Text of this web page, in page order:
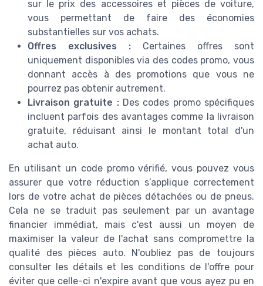
sur le prix des accessoires et pièces de voiture,
vous permettant de faire des économies
substantielles sur vos achats.
Offres exclusives : Certaines offres sont
uniquement disponibles via des codes promo, vous
donnant accès à des promotions que vous ne
pourrez pas obtenir autrement.
Livraison gratuite :Des codes promo spécifiques
incluent parfois des avantages comme la livraison
gratuite, réduisant ainsi le montant total d'un
achat auto.
En utilisant un code promo vérifié, vous pouvez vous
assurer que votre réduction s’applique correctement
lors de votre achat de pièces détachées ou de pneus.
Cela ne se traduit pas seulement par un avantage
financier immédiat, mais c'est aussi un moyen de
maximiser la valeur de l'achat sans compromettre la
qualité des pièces auto. N'oubliez pas de toujours
consulter les détails et les conditions de l'offre pour
éviter que celle-ci n'expire avant que vous ayez pu en